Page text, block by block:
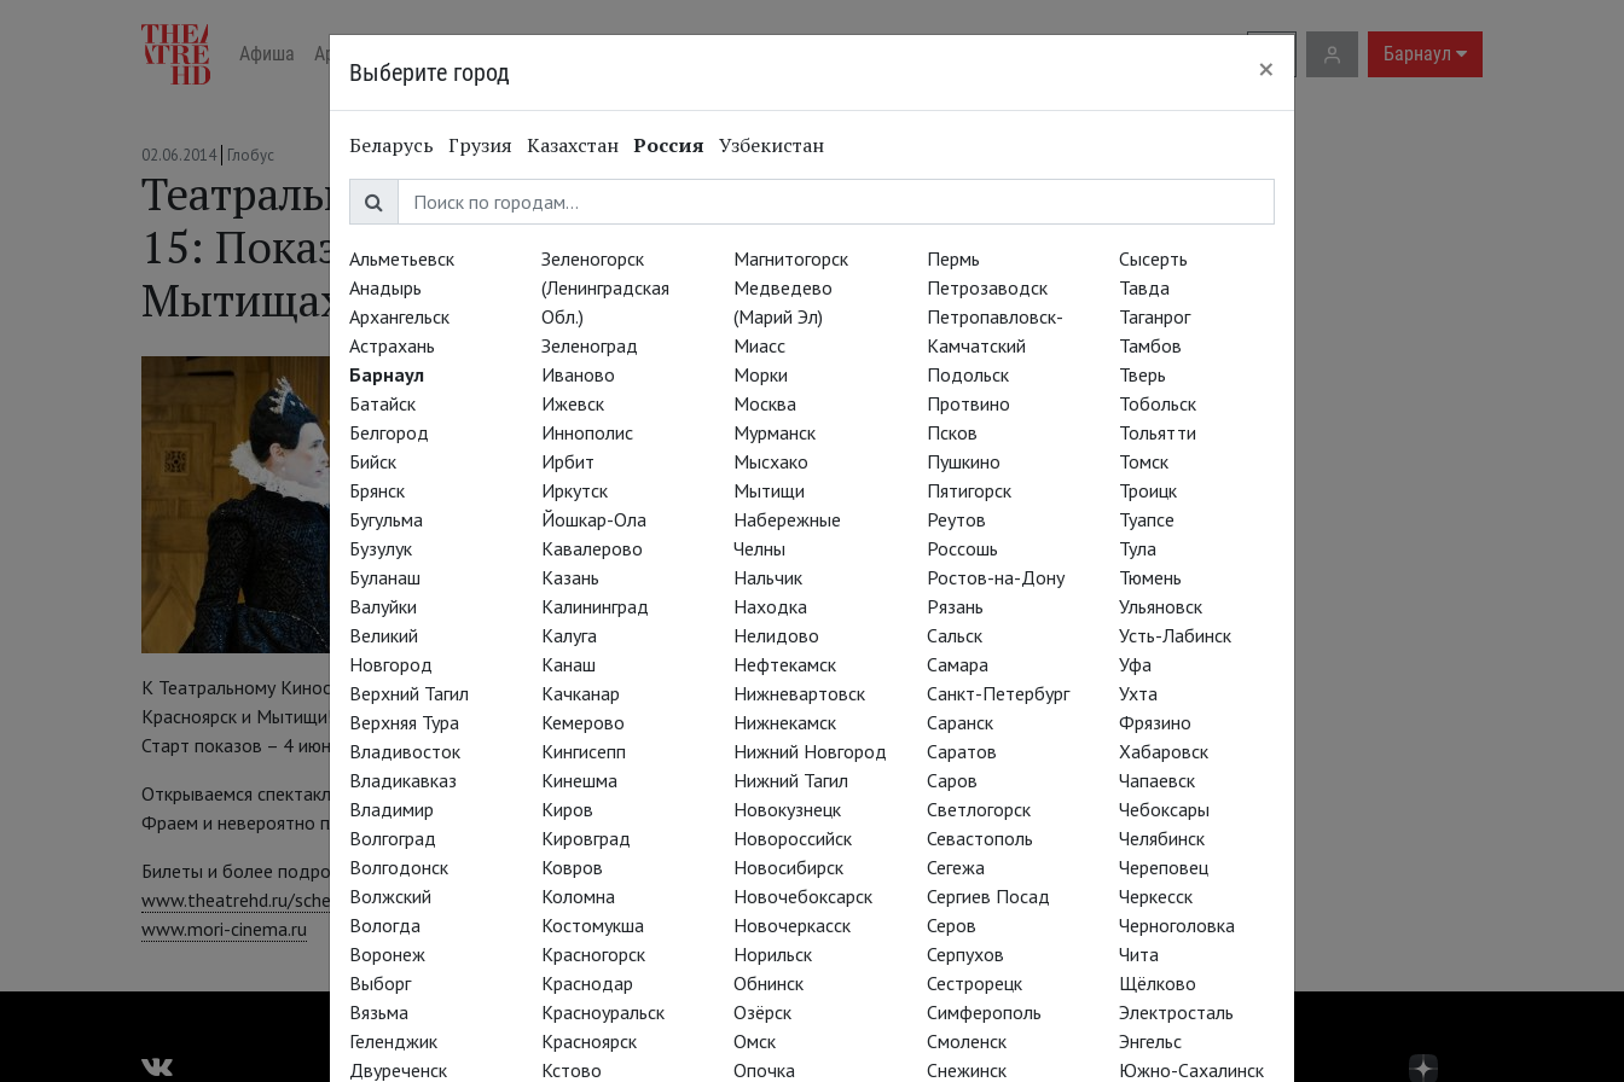
Барнаул
Афиша Арт-лекторий в кино
02.06.2014 Глобус
Театральный киносезон 2014-
15: Показы в Красноярске и
Мытищах
К Театральному Киносезону 2013-14 присоединились еще два города:
Красноярск и Мытищи!
Старт показов – 4 июня.
Открываемся спектаклем «Двенадцатая ночь» с неповторимым Стивеном
Фраем и невероятно пластичным Марком Райлэнсом.
Билеты и более подробная информация:
www.theatrehd.ru/schedule
www.mori-cinema.ru
Выберите город ×
Беларусь Грузия Казахстан Россия Узбекистан
Альметьевск
Анадырь
Архангельск
Астрахань
Барнаул
Батайск
Белгород
Бийск
Брянск
Бугульма
Бузулук
Буланаш
Валуйки
Великий
Новгород
Верхний Тагил
Верхняя Тура
Владивосток
Владикавказ
Владимир
Волгоград
Волгодонск
Волжский
Вологда
Воронеж
Выборг
Вязьма
Геленджик
Двуреченск
Зеленогорск
(Ленинградская
Обл.)
Зеленоград
Иваново
Ижевск
Иннополис
Ирбит
Иркутск
Йошкар-Ола
Кавалерово
Казань
Калининград
Калуга
Канаш
Качканар
Кемерово
Кингисепп
Кинешма
Киров
Кировград
Ковров
Коломна
Костомукша
Красногорск
Краснодар
Красноуральск
Красноярск
Кстово
Магнитогорск
Медведево
(Марий Эл)
Миасс
Морки
Москва
Мурманск
Мысхако
Мытищи
Набережные
Челны
Нальчик
Находка
Нелидово
Нефтекамск
Нижневартовск
Нижнекамск
Нижний Новгород
Нижний Тагил
Новокузнецк
Новороссийск
Новосибирск
Новочебоксарск
Новочеркасск
Норильск
Обнинск
Озёрск
Омск
Опочка
Пермь
Петрозаводск
Петропавловск-
Камчатский
Подольск
Протвино
Псков
Пушкино
Пятигорск
Реутов
Россошь
Ростов-на-Дону
Рязань
Сальск
Самара
Санкт-Петербург
Саранск
Саратов
Саров
Светлогорск
Севастополь
Сегежа
Сергиев Посад
Серов
Серпухов
Сестрорецк
Симферополь
Смоленск
Снежинск
Сысерть
Тавда
Таганрог
Тамбов
Тверь
Тобольск
Тольятти
Томск
Троицк
Туапсе
Тула
Тюмень
Ульяновск
Усть-Лабинск
Уфа
Ухта
Фрязино
Хабаровск
Чапаевск
Чебоксары
Челябинск
Череповец
Черкесск
Черноголовка
Чита
Щёлково
Электросталь
Энгельс
Южно-Сахалинск